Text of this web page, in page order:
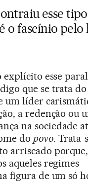
esse
o fascínio
esse
que se trata
um líder
a redenção ou
na sociedade
do povo. Trata-
arriscado
aqueles regimes
figura de um só